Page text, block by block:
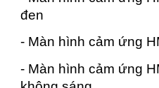
đen
- Màn hình cảm ứng
- Màn hình cảm ứng